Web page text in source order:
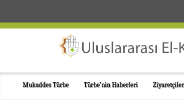
Mukaddes Türbe Türbe'nin Haberleri